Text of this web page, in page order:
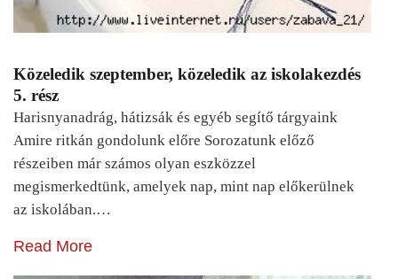
Közeledik szeptember, közeledik az iskolakezdés
5. rész
Harisnyanadrág, hátizsák és egyéb segítő tárgyaink
Amire ritkán gondolunk előre Sorozatunk előző
részeiben már számos olyan eszközzel
megismerkedtünk, amelyek nap, mint nap előkerülnek
az iskolában.…
Read More